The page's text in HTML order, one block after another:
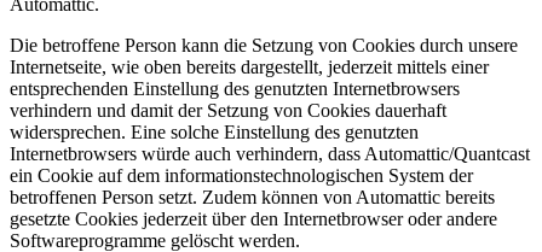
Die betroffene Person kann die Setzung von Cookies durch unsere
Internetseite, wie oben bereits dargestellt, jederzeit mittels einer
entsprechenden Einstellung des genutzten Internetbrowsers
verhindern und damit der Setzung von Cookies dauerhaft
widersprechen. Eine solche Einstellung des genutzten
Internetbrowsers würde auch verhindern, dass Automattic/Quantcast
ein Cookie auf dem informationstechnologischen System der
betroffenen Person setzt. Zudem können von Automattic bereits
gesetzte Cookies jederzeit über den Internetbrowser oder andere
Softwareprogramme gelöscht werden.